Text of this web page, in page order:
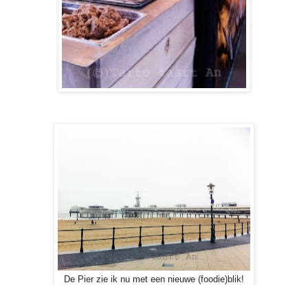
De Pier zie ik nu met een nieuwe (foodie)blik!